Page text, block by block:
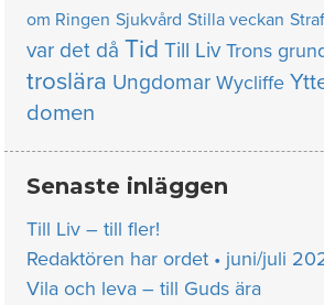
om Ringen Sjukvård Stilla veckan
var det då Tid Till Liv Trons
troslära Ungdomar Wycliffe
domen
Senaste inläggen
Till Liv – till fler!
Redaktören har ordet • juni/juli
Vila och leva – till Guds ära